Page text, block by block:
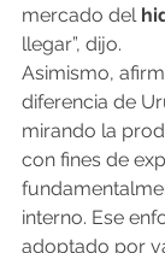
mercado del
llegar”, dijo.
Asimismo,
diferencia de
mirando la
con fines de
interno. Ese
adoptado por